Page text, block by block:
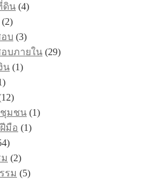
ดิน (4)
(2)
บ (3)
บภายใน (29)
น (1)
มชน (1)
มือ (1)
(2)
รม (5)